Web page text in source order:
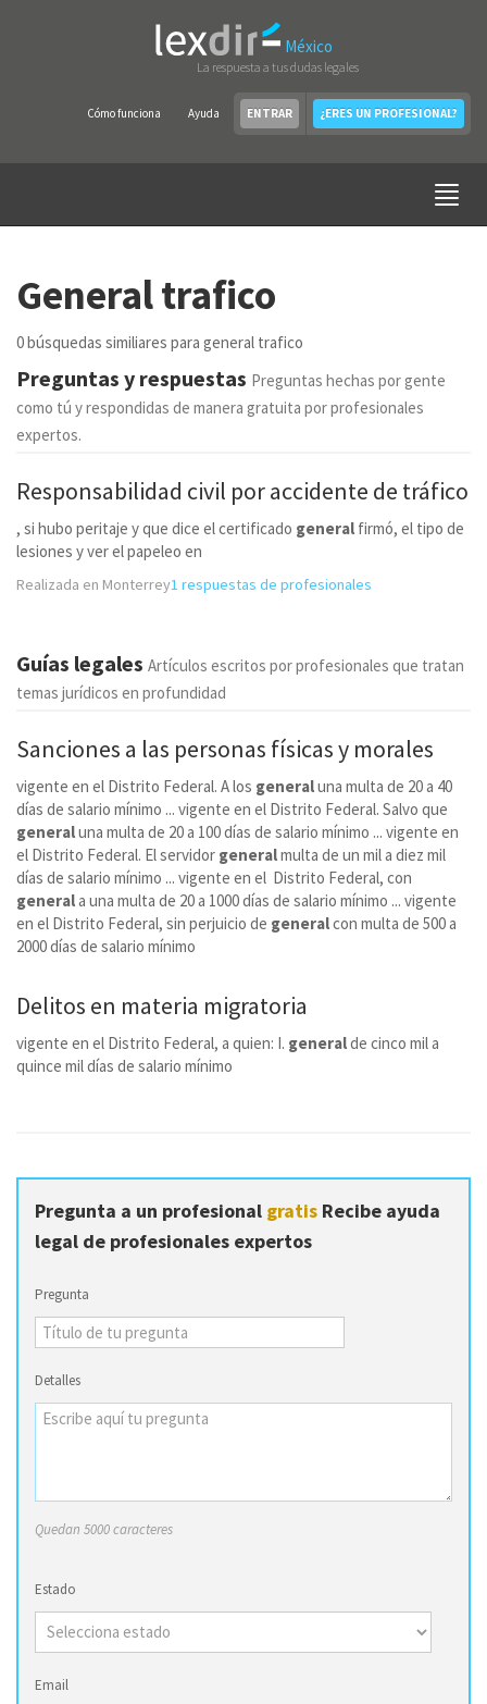
México
La respuesta a tus dudas legales
Cómo funciona Ayuda ENTRAR ¿ERES UN PROFESIONAL?
General trafico
0 búsquedas similiares para general trafico
Preguntas y respuestas Preguntas hechas por gente
como tú y respondidas de manera gratuita por profesionales
expertos.
Responsabilidad civil por accidente de tráfico
, si hubo peritaje y que dice el certificado general firmó, el tipo de
lesiones y ver el papeleo en
Realizada en Monterrey1 respuestas de profesionales
Guías legales Artículos escritos por profesionales que tratan
temas jurídicos en profundidad
Sanciones a las personas físicas y morales
vigente en el Distrito Federal. A los generaluna multa de 20 a 40
días de salario mínimo ... vigente en el Distrito Federal. Salvo que
generaluna multa de 20 a 100 días de salario mínimo ... vigente en
el Distrito Federal. El servidor generalmulta de un mil a diez mil
días de salario mínimo ... vigente en el Distrito Federal, con
generala una multa de 20 a 1000 días de salario mínimo ... vigente
en el Distrito Federal, sin perjuicio de generalcon multa de 500 a
2000 días de salario mínimo
Delitos en materia migratoria
vigente en el Distrito Federal, a quien: I. generalde cinco mil a
quince mil días de salario mínimo
Pregunta a un profesional gratis Recibe ayuda
legal de profesionales expertos
Pregunta
Detalles
Quedan 5000 caracteres
Estado
Email